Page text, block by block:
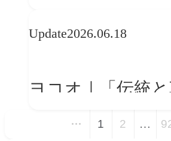
せんか？
Update2026.06.18
ヨコオ｜「伝統
とつの世界観に
1 2 …